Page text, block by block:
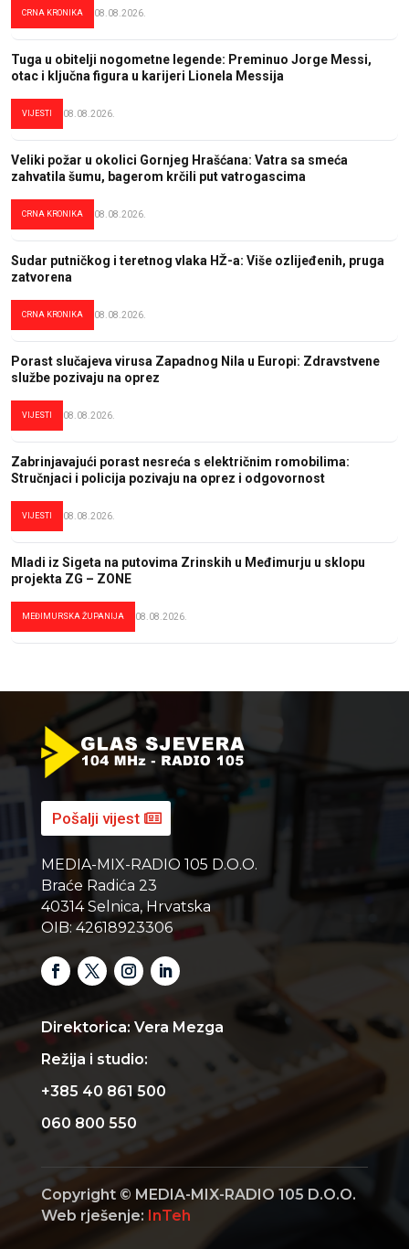
CRNA KRONIKA 08.08.2026.
Tuga u obitelji nogometne legende: Preminuo Jorge Messi,
otac i ključna figura u karijeri Lionela Messija
VIJESTI 08.08.2026.
Veliki požar u okolici Gornjeg Hrašćana: Vatra sa smeća
zahvatila šumu, bagerom krčili put vatrogascima
CRNA KRONIKA 08.08.2026.
Sudar putničkog i teretnog vlaka HŽ-a: Više ozlijeđenih, pruga
zatvorena
CRNA KRONIKA 08.08.2026.
Porast slučajeva virusa Zapadnog Nila u Europi: Zdravstvene
službe pozivaju na oprez
VIJESTI 08.08.2026.
Zabrinjavajući porast nesreća s električnim romobilima:
Stručnjaci i policija pozivaju na oprez i odgovornost
VIJESTI 08.08.2026.
Mladi iz Sigeta na putovima Zrinskih u Međimurju u sklopu
projekta ZG – ZONE
MEĐIMURSKA ŽUPANIJA 08.08.2026.
Pošalji vijest
MEDIA-MIX-RADIO 105 D.O.O.
Braće Radića 23
40314 Selnica, Hrvatska
OIB: 42618923306
Direktorica: Vera Mezga
Režija i studio:
+385 40 861 500
060 800 550
Copyright © MEDIA-MIX-RADIO 105 D.O.O.
Web rješenje: InTeh